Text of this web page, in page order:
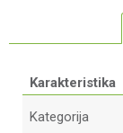
Karakteristika
Kategorija